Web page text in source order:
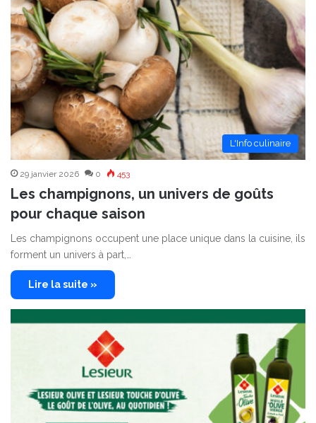
L'Info culinaire
29 janvier 2026 0 453
Les champignons, un univers de goûts
pour chaque saison
Les champignons occupent une place unique dans la cuisine, ils
forment un univers à part,…
Lire la suite »